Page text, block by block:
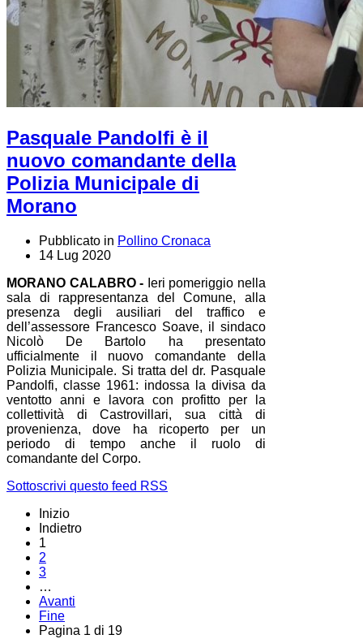
Pasquale Pandolfi è il
nuovo comandante della
Polizia Municipale di
Morano
Pubblicato in Pollino Cronaca
14 Lug 2020
MORANO CALABRO - Ieri pomeriggio nella
sala di rappresentanza del Comune, alla
presenza degli ausiliari del traffico e
dell’assessore Francesco Soave, il sindaco
Nicolò De Bartolo ha presentato
ufficialmente il nuovo comandante della
Polizia Municipale. Si tratta del dr. Pasquale
Pandolfi, classe 1961: indossa la divisa da
ventotto anni e lavora con profitto per la
collettività di Castrovillari, sua città di
provenienza, dove ha ricoperto per un
periodo di tempo anche il ruolo di
comandante del Corpo.
Sottoscrivi questo feed RSS
Inizio
Indietro
1
2
3
…
Avanti
Fine
Pagina 1 di 19